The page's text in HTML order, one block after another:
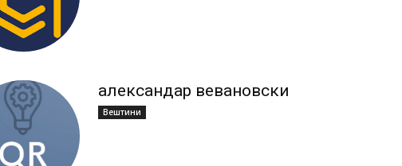
александар вевановски
Вештини